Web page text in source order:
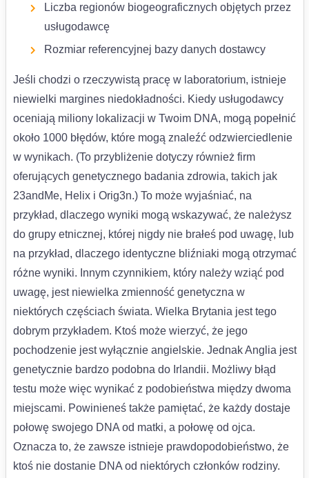
Liczba regionów biogeograficznych objętych przez
usługodawcę
Rozmiar referencyjnej bazy danych dostawcy
Jeśli chodzi o rzeczywistą pracę w laboratorium, istnieje
niewielki margines niedokładności. Kiedy usługodawcy
oceniają miliony lokalizacji w Twoim DNA, mogą popełnić
około 1000 błędów, które mogą znaleźć odzwierciedlenie
w wynikach. (To przybliżenie dotyczy również firm
oferujących genetycznego badania zdrowia, takich jak
23andMe, Helix i Orig3n.) To może wyjaśniać, na
przykład, dlaczego wyniki mogą wskazywać, że należysz
do grupy etnicznej, której nigdy nie brałeś pod uwagę, lub
na przykład, dlaczego identyczne bliźniaki mogą otrzymać
różne wyniki. Innym czynnikiem, który należy wziąć pod
uwagę, jest niewielka zmienność genetyczna w
niektórych częściach świata. Wielka Brytania jest tego
dobrym przykładem. Ktoś może wierzyć, że jego
pochodzenie jest wyłącznie angielskie. Jednak Anglia jest
genetycznie bardzo podobna do Irlandii. Możliwy błąd
testu może więc wynikać z podobieństwa między dwoma
miejscami. Powinieneś także pamiętać, że każdy dostaje
połowę swojego DNA od matki, a połowę od ojca.
Oznacza to, że zawsze istnieje prawdopodobieństwo, że
ktoś nie dostanie DNA od niektórych członków rodziny.